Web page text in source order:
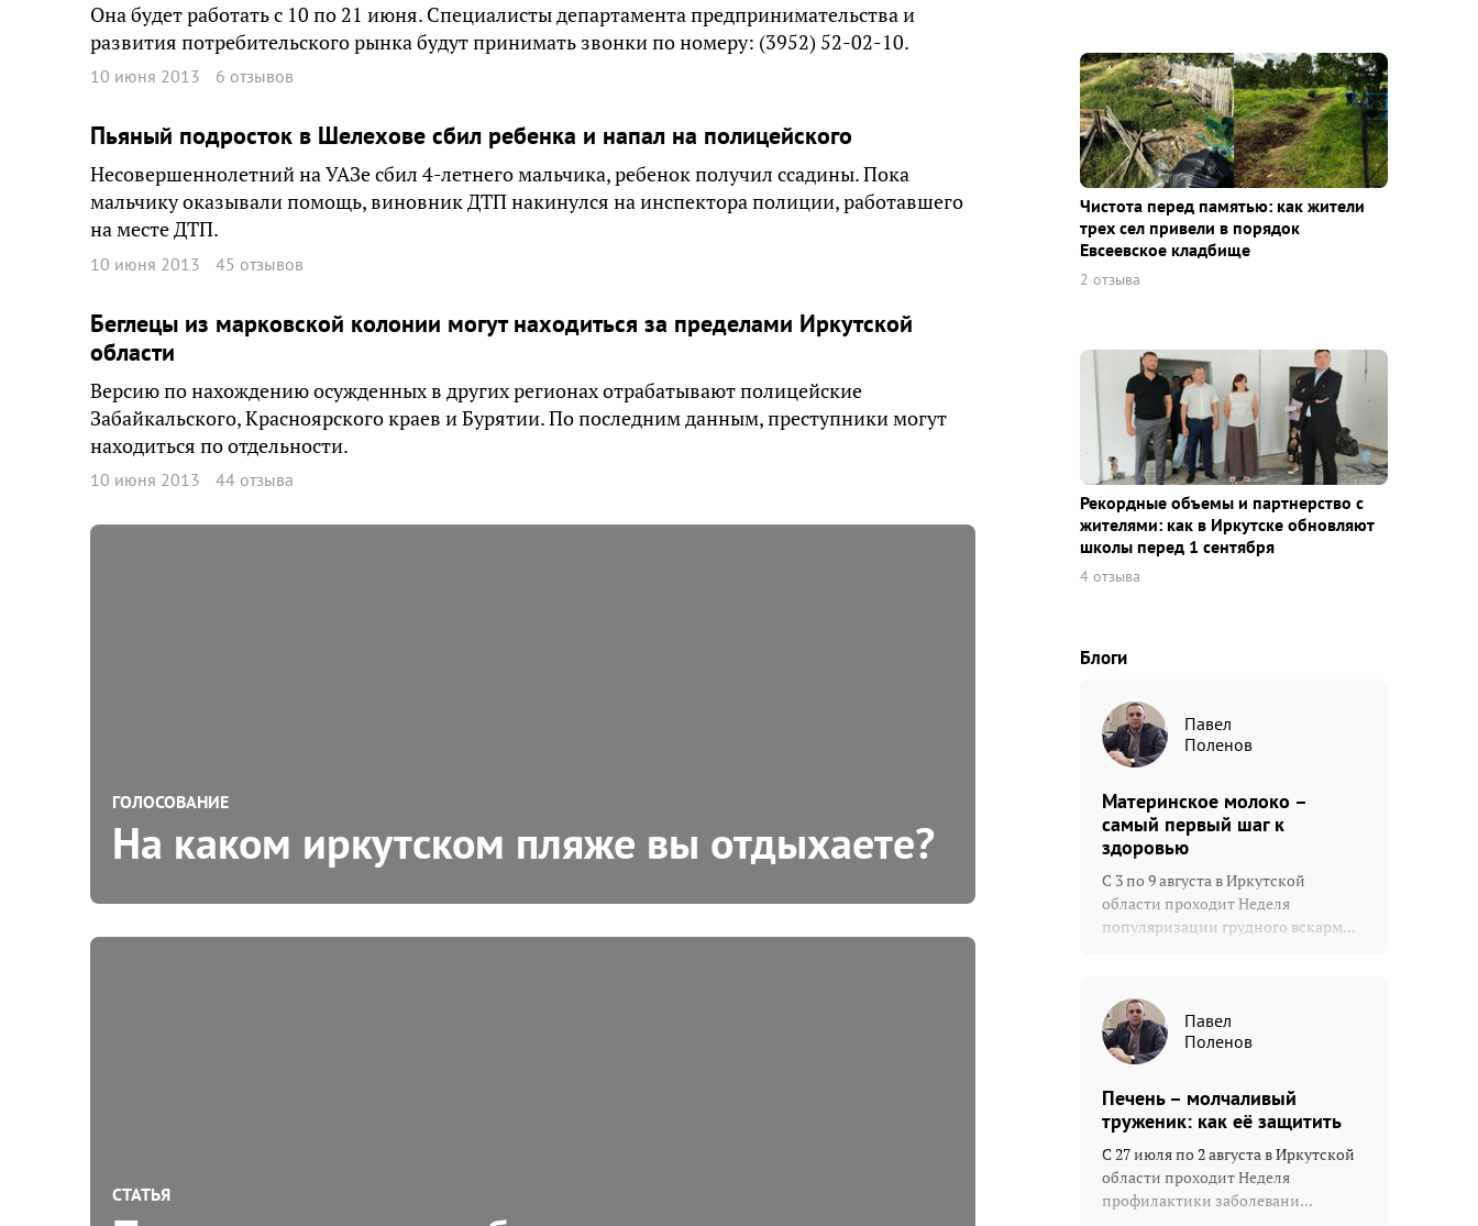
Она будет работать с 10 по 21 июня. Специалисты департамента предпринимательства и
развития потребительского рынка будут принимать звонки по номеру: (3952) 52-02-10.
10 июня 2013 6 отзывов
Пьяный подросток в Шелехове сбил ребенка и напал на полицейского
Несовершеннолетний на УАЗе сбил 4-летнего мальчика, ребенок получил ссадины. Пока
мальчику оказывали помощь, виновник ДТП накинулся на инспектора полиции, работавшего
на месте ДТП.
10 июня 2013 45 отзывов
Беглецы из марковской колонии могут находиться за пределами Иркутской
области
Версию по нахождению осужденных в других регионах отрабатывают полицейские
Забайкальского, Красноярского краев и Бурятии. По последним данным, преступники могут
находиться по отдельности.
10 июня 2013 44 отзыва
ГОЛОСОВАНИЕ
На каком иркутском пляже вы отдыхаете?
СТАТЬЯ
Чистота перед памятью: как жители
трех сел привели в порядок
Евсеевское кладбище
2 отзыва
Рекордные объемы и партнерство с
жителями: как в Иркутске обновляют
школы перед 1 сентября
4 отзыва
Блоги
Павел
Поленов
Материнское молоко –
самый первый шаг к
здоровью
С 3 по 9 августа в Иркутской
области проходит Неделя
популяризации грудного вскарм...
Павел
Поленов
Печень – молчаливый
труженик: как её защитить
С 27 июля по 2 августа в Иркутской
области проходит Неделя
профилактики заболевани...